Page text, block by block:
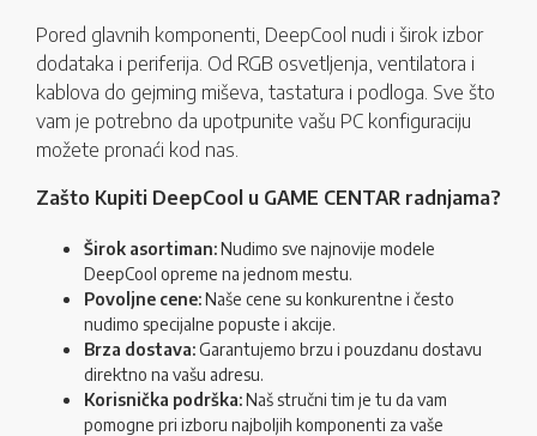
Pored glavnih komponenti, DeepCool nudi i širok izbor
dodataka i periferija. Od RGB osvetljenja, ventilatora i
kablova do gejming miševa, tastatura i podloga. Sve što
vam je potrebno da upotpunite vašu PC konfiguraciju
možete pronaći kod nas.
Zašto Kupiti DeepCool u GAME CENTAR radnjama?
Širok asortiman:Nudimo sve najnovije modele
DeepCool opreme na jednom mestu.
Povoljne cene:Naše cene su konkurentne i često
nudimo specijalne popuste i akcije.
Brza dostava:Garantujemo brzu i pouzdanu dostavu
direktno na vašu adresu.
Korisnička podrška:Naš stručni tim je tu da vam
pomogne pri izboru najboljih komponenti za vaše